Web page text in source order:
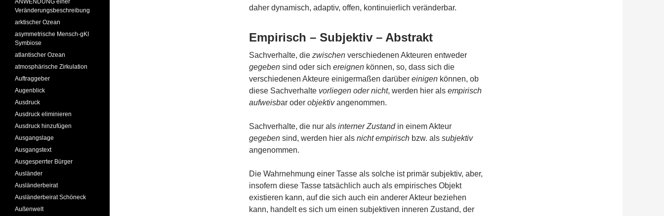
daher dynamisch, adaptiv, offen, kontinuierlich veränderbar.
Empirisch – Subjektiv – Abstrakt
Sachverhalte, die zwischen verschiedenen Akteuren entweder
gegeben sind oder sich ereignen können, so, dass sich die
verschiedenen Akteure einigermaßen darüber einigen können, ob
diese Sachverhalte vorliegen oder nicht, werden hier als empirisch
aufweisbar oder objektivangenommen.
Sachverhalte, die nur als interner Zustandin einem Akteur
gegeben sind, werden hier als nicht empirisch bzw. als subjektiv
angenommen.
Die Wahrnehmung einer Tasse als solche ist primär subjektiv, aber,
insofern diese Tasse tatsächlich auch als empirisches Objekt
existieren kann, auf die sich auch ein anderer Akteur beziehen
kann, handelt es sich um einen subjektiven inneren Zustand, der
Veränderungsbeschreibung
arktischer Ozean
asymmetrische Mensch-gKI
Symbiose
atlantischer Ozean
atmosphärische Zirkulation
Auftraggeber
Augenblick
Ausdruck
Ausdruck eliminieren
Ausdruck hinzufügen
Ausgangslage
Ausgangstext
Ausgesperrter Bürger
Ausländer
Ausländerbeirat
Ausländerbeirat Schöneck
Außenwelt